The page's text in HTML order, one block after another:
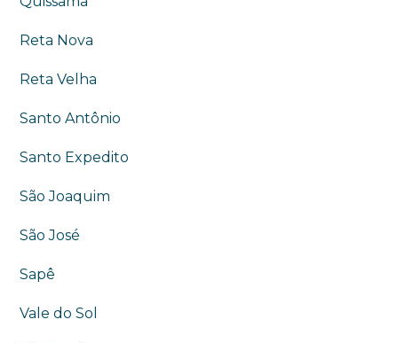
Reta Nova
Reta Velha
Santo Antônio
Santo Expedito
São Joaquim
São José
Sapê
Vale do Sol